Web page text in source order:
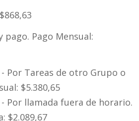
pago. Pago Mensual:
Por Tareas de otro Grupo o
$5.380,65
Por llamada fuera de horario.
$2.089,67